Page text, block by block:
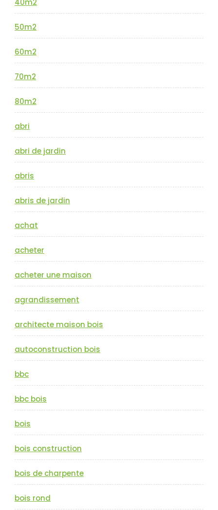
50m2
60m2
70m2
80m2
abri
abri de jardin
abris
abris de jardin
achat
acheter
acheter une maison
agrandissement
architecte maison bois
autoconstruction bois
bbc
bbc bois
bois
bois construction
bois de charpente
bois rond